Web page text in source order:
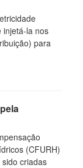
injetá-la nos
para
(CFURH)
criadas